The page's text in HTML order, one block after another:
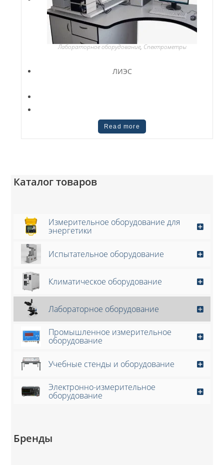
Лабораторное оборудование, Спектрометры
ЛИЭС
Read more
Каталог товаров
Измерительное оборудование для
энергетики
Испытательное оборудование
Климатическое оборудование
Лабораторное оборудование
Промышленное измерительное
оборудование
Учебные стенды и оборудование
Электронно-измерительное
оборудование
Бренды